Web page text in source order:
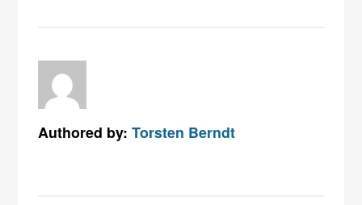
Authored by:Torsten Berndt